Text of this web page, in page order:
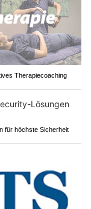
Therapiecoaching
für höchste Sicherheit